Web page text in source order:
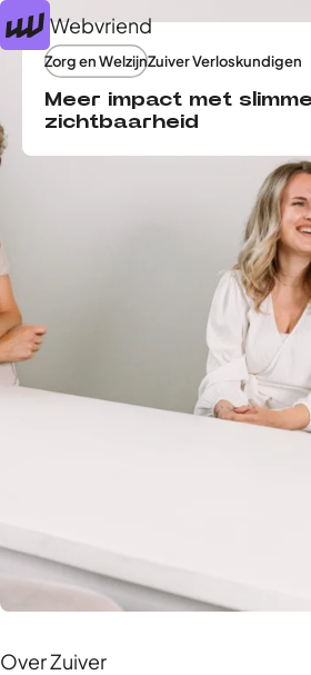
Webvriend
Zorg en WelzijnZuiver Verloskundigen
Meer impact met
zichtbaarheid
Over Zuiver